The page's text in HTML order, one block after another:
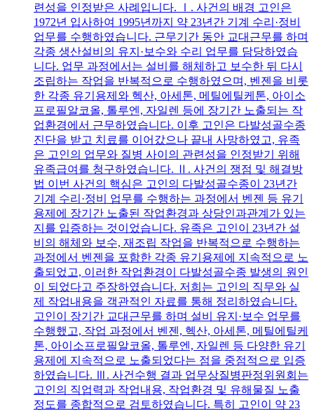
련성을 인정받은 사례입니다. Ⅰ. 사건의 배경 고인은
1972년 입사하여 1995년까지 약 23년간 기계 수리·정비
업무를 수행하였습니다. 근무기간 동안 교대근무를 하며
각종 생산설비의 유지·보수와 수리 업무를 담당하였습
니다. 업무 과정에서는 설비를 해체하고 보수한 뒤 다시
조립하는 작업을 반복적으로 수행하였으며, 벤젠을 비롯
한 각종 유기용제와 헥산, 아세톤, 메틸에틸케톤, 아이소
프로필알코올, 톨루엔, 자일렌 등에 장기간 노출되는 작
업환경에서 근무하였습니다. 이후 고인은 다발성골수종
진단을 받고 치료를 이어갔으나 끝내 사망하였고, 유족
은 고인의 업무와 질병 사이의 관련성을 인정받기 위해
유족급여를 청구하였습니다. Ⅱ. 사건의 쟁점 및 해결방
법 이번 사건의 핵심은 고인의 다발성골수종이 23년간
기계 수리·정비 업무를 수행하는 과정에서 벤젠 등 유기
용제에 장기간 노출된 작업환경과 상당인과관계가 있는
지를 입증하는 것이었습니다. 유족은 고인이 23년간 설
비의 해체와 보수, 재조립 작업을 반복적으로 수행하는
과정에서 벤젠을 포함한 각종 유기용제에 지속적으로 노
출되었고, 이러한 작업환경이 다발성골수종 발생의 원인
이 되었다고 주장하였습니다. 저희는 고인의 직무와 실
제 작업내용을 객관적인 자료를 통해 정리하였습니다.
고인이 장기간 교대근무를 하며 설비 유지·보수 업무를
수행했고, 작업 과정에서 벤젠, 헥산, 아세톤, 메틸에틸케
톤, 아이소프로필알코올, 톨루엔, 자일렌 등 다양한 유기
용제에 지속적으로 노출되었다는 점을 중점적으로 입증
하였습니다. Ⅲ. 사건수행 결과 업무상질병판정위원회는
고인의 직업력과 작업내용, 작업환경 및 유해물질 노출
정도를 종합적으로 검토하였습니다. 특히 고인이 약 23